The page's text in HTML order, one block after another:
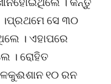
ସେ ୩୦
। ଏହାପରେ
। ରୋହିତ
୧୦ ରନ